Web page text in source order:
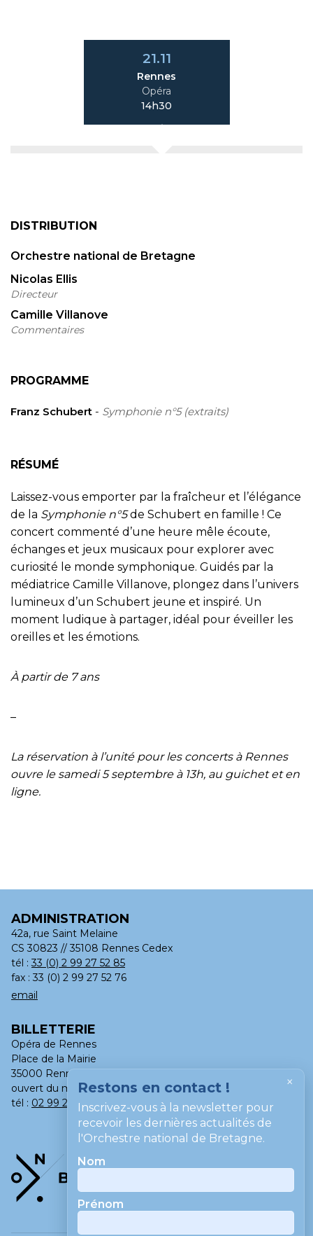
21.11
Rennes
Opéra
14h30
DISTRIBUTION
Orchestre national de Bretagne
Directeur
Nicolas Ellis
Commentaires
Camille Villanove
PROGRAMME
Franz Schubert - Symphonie n°5 (extraits)
RÉSUMÉ
Laissez-vous emporter par la fraîcheur et l’élégance
de la Symphonie n°5de Schubert en famille ! Ce
concert commenté d’une heure mêle écoute,
échanges et jeux musicaux pour explorer avec
curiosité le monde symphonique. Guidés par la
médiatrice Camille Villanove, plongez dans l’univers
lumineux d’un Schubert jeune et inspiré. Un
moment ludique à partager, idéal pour éveiller les
oreilles et les émotions.
À partir de 7 ans
–
La réservation à l’unité pour les concerts à Rennes
ouvre le samedi 5 septembre à 13h, au guichet et en
ligne.
ADMINISTRATION
42a, rue Saint Melaine
CS 30823 // 35108 Rennes Cedex
tél :33 (0) 2 99 27 52 85
fax : 33 (0) 2 99 27 52 76
email
BILLETTERIE
Opéra de Rennes
Place de la Mairie
35000 Rennes
ouvert du mardi au samedi, de 13h à 18h
tél : 02 99 275 275
×
Restons en contact !
Inscrivez-vous à la newsletter pour
recevoir les dernières actualités de
l'Orchestre national de Bretagne.
Nom
Prénom